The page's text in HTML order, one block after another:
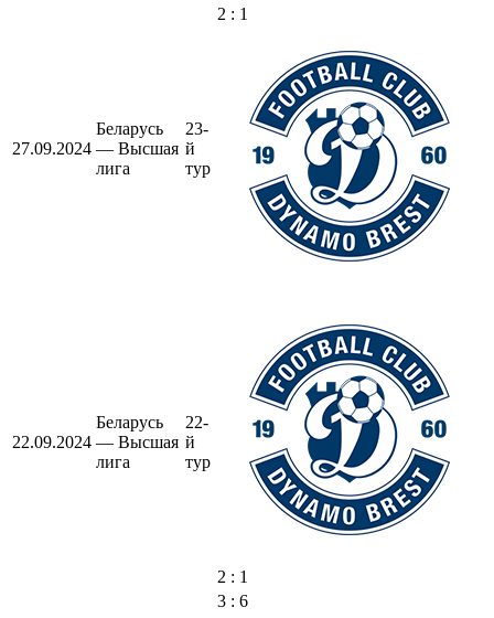
27.09.2024
Беларусь
— Высшая
лига
23-
й
тур
2 : 1
22.09.2024
Беларусь
— Высшая
лига
22-
й
тур
2 : 1
3 : 6